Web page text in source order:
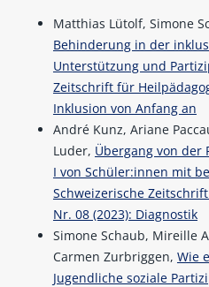
Matthias Lütolf, Simone
Behinderung in der
Unterstützung und
Zeitschrift für
Inklusion von Anfang an
André Kunz, Ariane
Luder, Übergang von der
I von Schüler:innen mit
Schweizerische
Nr. 08 (2023): Diagnostik
Simone Schaub, Mireille
Carmen Zurbriggen, Wie
Jugendliche soziale